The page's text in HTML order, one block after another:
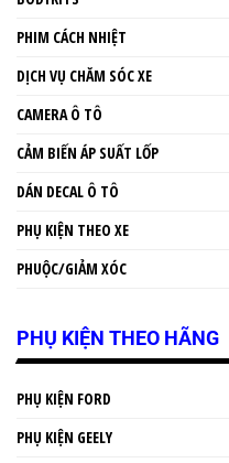
PHIM CÁCH NHIỆT
DỊCH VỤ CHĂM SÓC XE
CAMERA Ô TÔ
CẢM BIẾN ÁP SUẤT LỐP
DÁN DECAL Ô TÔ
PHỤ KIỆN THEO XE
PHUỘC/GIẢM XÓC
PHỤ KIỆN THEO HÃNG
PHỤ KIỆN FORD
PHỤ KIỆN GEELY